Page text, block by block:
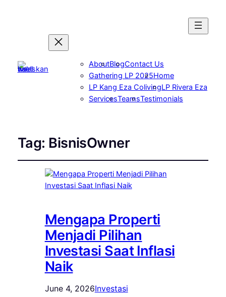
AboutBlogContact Us
Gathering LP 2025Home
LP Kang Eza ColivingLP Rivera Eza
ServicesTeamsTestimonials
Tag: BisnisOwner
Mengapa Properti
Menjadi Pilihan
Investasi Saat Inflasi
Naik
June 4, 2026Investasi